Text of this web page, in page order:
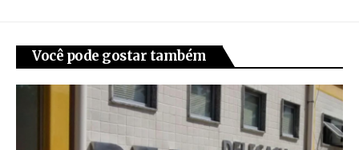
Você pode gostar também